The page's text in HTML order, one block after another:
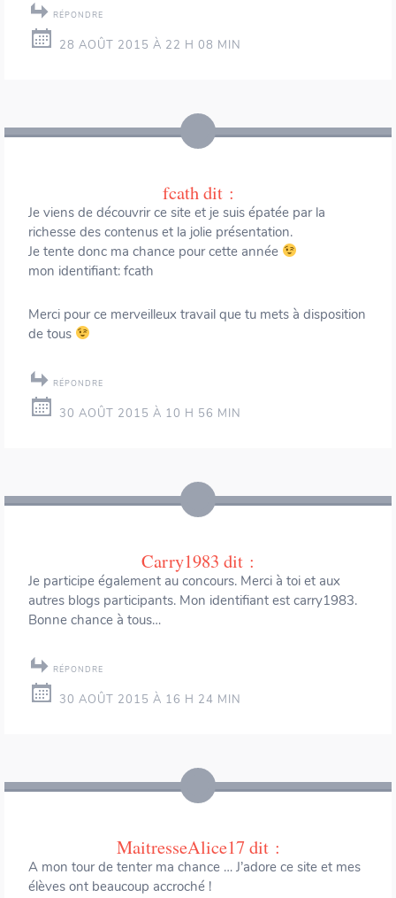
RÉPONDRE
28 AOÛT 2015 À 22 H 08 MIN
fcathdit :
Je viens de découvrir ce site et je suis épatée par la
richesse des contenus et la jolie présentation.
Je tente donc ma chance pour cette année
mon identifiant: fcath
Merci pour ce merveilleux travail que tu mets à disposition
de tous
RÉPONDRE
30 AOÛT 2015 À 10 H 56 MIN
Carry1983 dit :
Je participe également au concours. Merci à toi et aux
autres blogs participants. Mon identifiant est carry1983.
Bonne chance à tous…
RÉPONDRE
30 AOÛT 2015 À 16 H 24 MIN
MaitresseAlice17 dit :
A mon tour de tenter ma chance … J’adore ce site et mes
élèves ont beaucoup accroché !